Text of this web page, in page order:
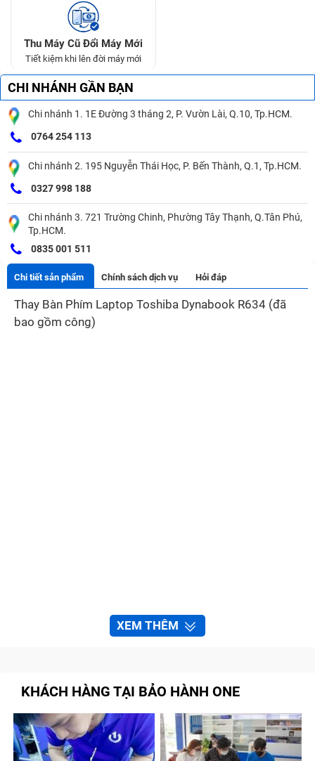
Thu Máy Cũ Đổi Máy Mới
Tiết kiệm khi lên đời máy mới
CHI NHÁNH GẦN BẠN
Chi nhánh 1. 1E Đường 3 tháng 2, P. Vườn Lài, Q.10, Tp.HCM.
0764 254 113
Chi nhánh 2. 195 Nguyễn Thái Học, P. Bến Thành, Q.1, Tp.HCM.
0327 998 188
Chi nhánh 3. 721 Trường Chinh, Phường Tây Thạnh, Q.Tân Phú,
Tp.HCM.
0835 001 511
Chi tiết sản phẩm Chính sách dịch vụ Hỏi đáp
Thay Bàn Phím Laptop Toshiba Dynabook R634 (đã
bao gồm công)
XEM THÊM
KHÁCH HÀNG TẠI BẢO HÀNH ONE